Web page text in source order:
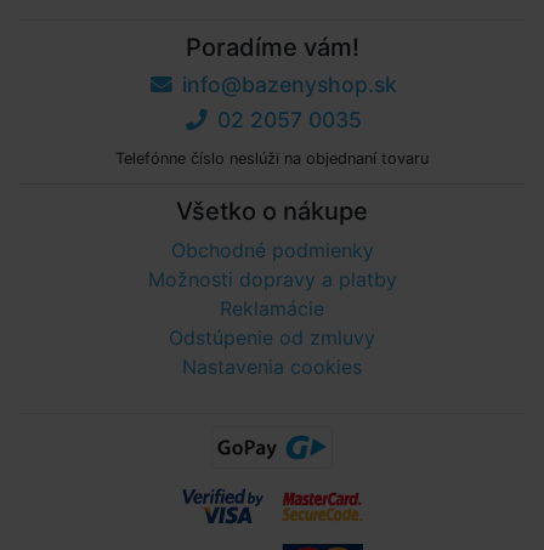
Poradíme vám!
info@bazenyshop.sk
02 2057 0035
Telefónne číslo neslúži na objednaní tovaru
Všetko o nákupe
Obchodné podmienky
Možnosti dopravy a platby
Reklamácie
Odstúpenie od zmluvy
Nastavenia cookies